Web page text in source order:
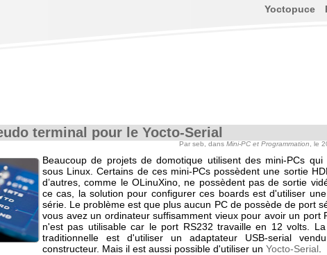
terminal pour le Yocto-Serial
Par seb, dans Mini-PC et Programmation , le
Beaucoup de projets de domotique utilisent des mini-PCs qui
sous Linux. Certains de ces mini-PCs possèdent une sortie
d’autres, comme le OLinuXino, ne possèdent pas de sortie
ce cas, la solution pour configurer ces boards est d'utiliser
série. Le problème est que plus aucun PC de possède de port
vous avez un ordinateur suffisamment vieux pour avoir un port
n'est pas utilisable car le port RS232 travaille en 12 volts. La
traditionnelle est d'utiliser un adaptateur USB-serial
constructeur. Mais il est aussi possible d'utiliser un Yocto-Serial
Yoctopuce